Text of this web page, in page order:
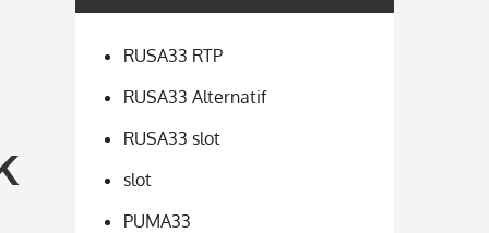
RUSA33 RTP
RUSA33 Alternatif
RUSA33 slot
slot
PUMA33